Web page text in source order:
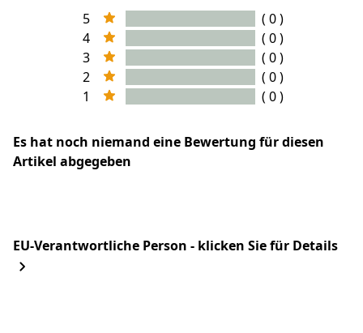
5
( 0 )
4
( 0 )
3
( 0 )
2
( 0 )
1
( 0 )
Es hat noch niemand eine Bewertung für diesen
Artikel abgegeben
EU-Verantwortliche Person - klicken Sie für Details